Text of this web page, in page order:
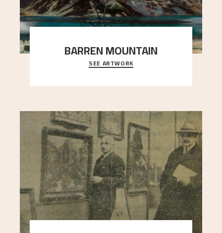
BARREN MOUNTAIN
A looming mountain dominates the picture plane
here, and stands in stark contrast to the slende
SEE ARTWORK